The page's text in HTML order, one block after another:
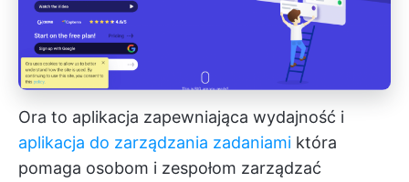
Ora to aplikacja zapewniająca wydajność i
aplikacja do zarządzania zadaniami która
pomaga osobom i zespołom zarządzać